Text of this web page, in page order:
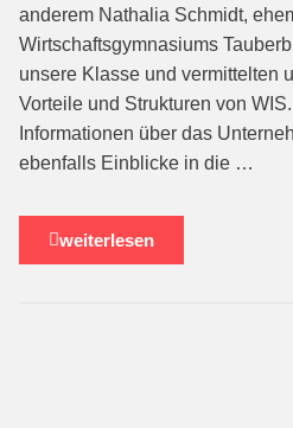
anderem Nathalia Schmidt,
Wirtschaftsgymnasiums
unsere Klasse und vermittelten
Vorteile und Strukturen von
Informationen über das
ebenfalls Einblicke in die …
weiterlesen